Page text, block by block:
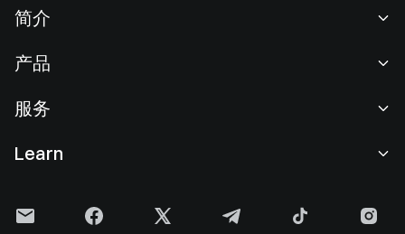
简介
新闻中心
产品
现货交易
理财中心
服务
Learn
Gate 快讯